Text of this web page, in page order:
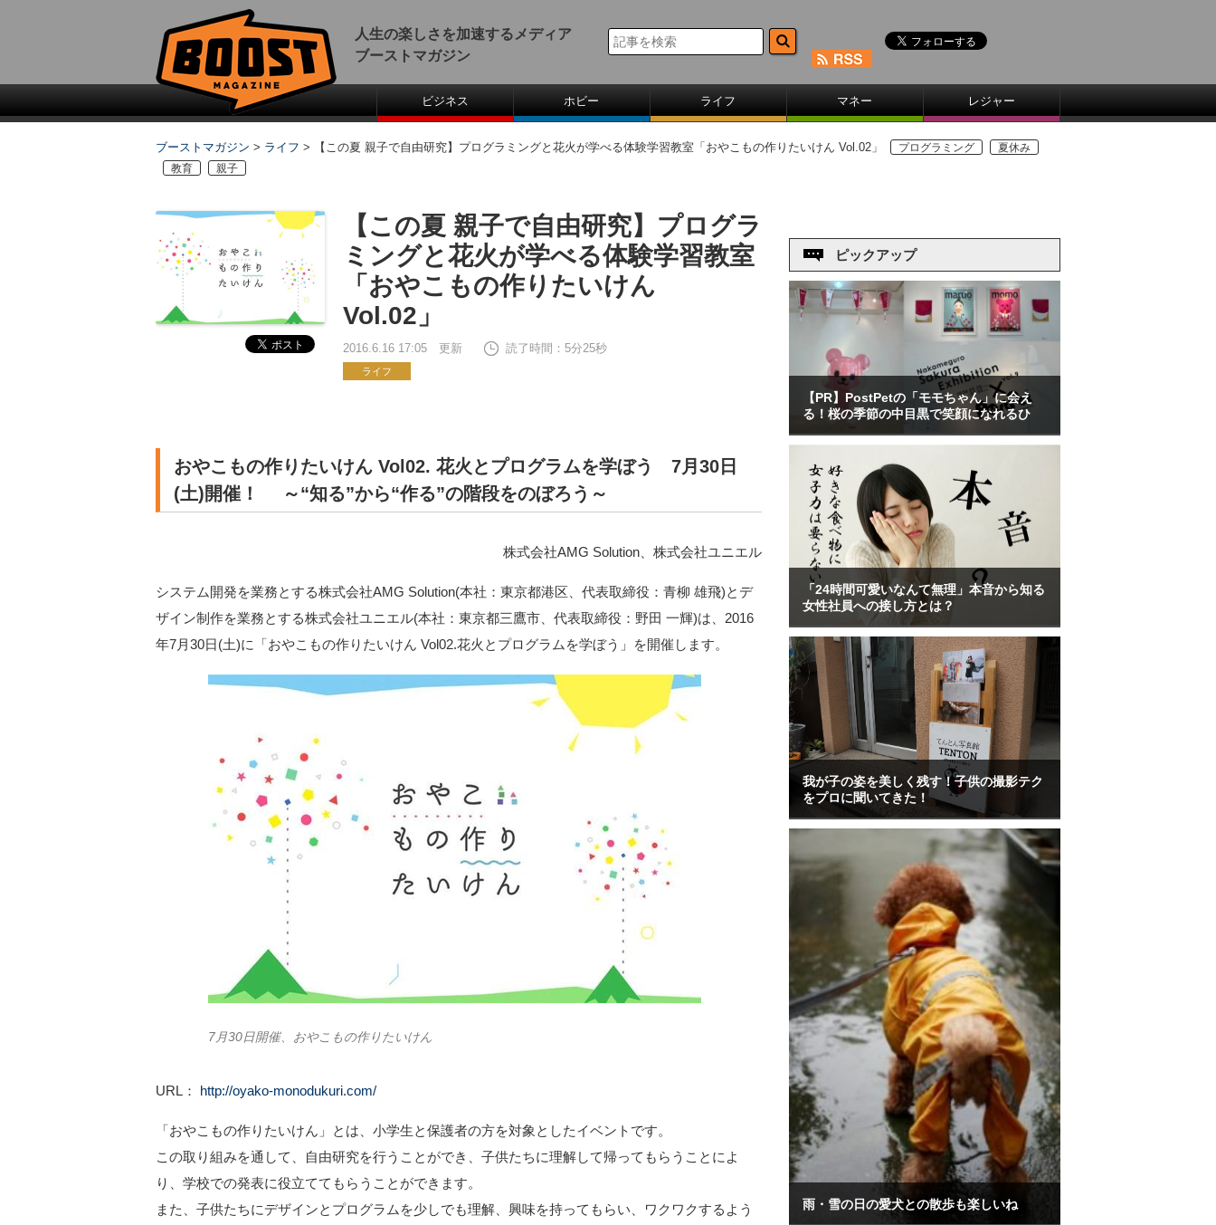
人生の楽しさを加速するメディア
ブーストマガジン
ビジネス ホビー ライフ マネー レジャー
ブーストマガジン > ライフ > 【この夏 親子で自由研究】プログラミングと花火が学べる体験学習教室「おやこもの作りたいけん Vol.02」 プログラミング
夏休み
教育
親子
【この夏 親子で自由研究】プログラ
ミングと花火が学べる体験学習教室
「おやこもの作りたいけん
Vol.02」
2016.6.16 17:05 更新 読了時間：5分25秒
ライフ
おやこもの作りたいけん Vol02. 花火とプログラムを学ぼう 7月30日
(土)開催！ ～“知る”から“作る”の階段をのぼろう～
株式会社AMG Solution、株式会社ユニエル
システム開発を業務とする株式会社AMG Solution(本社：東京都港区、代表取締役：青柳 雄飛)とデ
ザイン制作を業務とする株式会社ユニエル(本社：東京都三鷹市、代表取締役：野田 一輝)は、2016
年7月30日(土)に「おやこもの作りたいけん Vol02.花火とプログラムを学ぼう」を開催します。
7月30日開催、おやこもの作りたいけん
URL： http://oyako-monodukuri.com/
「おやこもの作りたいけん」とは、小学生と保護者の方を対象としたイベントです。
この取り組みを通して、自由研究を行うことができ、子供たちに理解して帰ってもらうことによ
り、学校での発表に役立ててもらうことができます。
また、子供たちにデザインとプログラムを少しでも理解、興味を持ってもらい、ワクワクするよう
ピックアップ
【PR】PostPetの「モモちゃん」に会え
る！桜の季節の中目黒で笑顔になれるひ
「24時間可愛いなんて無理」本音から知る
女性社員への接し方とは？
我が子の姿を美しく残す！子供の撮影テク
をプロに聞いてきた！
雨・雪の日の愛犬との散歩も楽しいね